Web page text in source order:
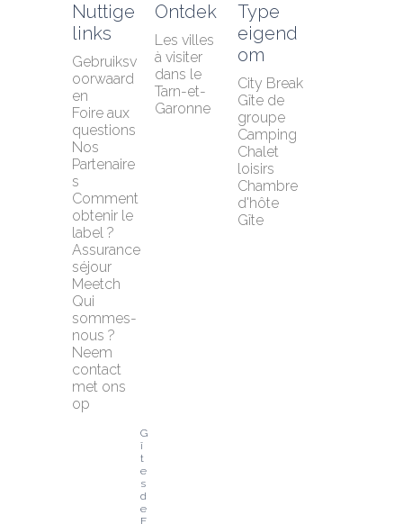
Nuttige
links
Gebruiksv
oorwaard
en
Foire aux
questions
Nos
Partenaire
s
Comment
obtenir le
label ?
Assurance
séjour
Meetch
Qui
sommes-
nous ?
Neem
contact
met ons
op
Ontdek
Les villes
à visiter
dans le
Tarn-et-
Garonne
Type
eigend
om
City Break
Gîte de
groupe
Camping
Chalet
loisirs
Chambre
d'hôte
Gîte
G
î
t
e
s
d
e
F